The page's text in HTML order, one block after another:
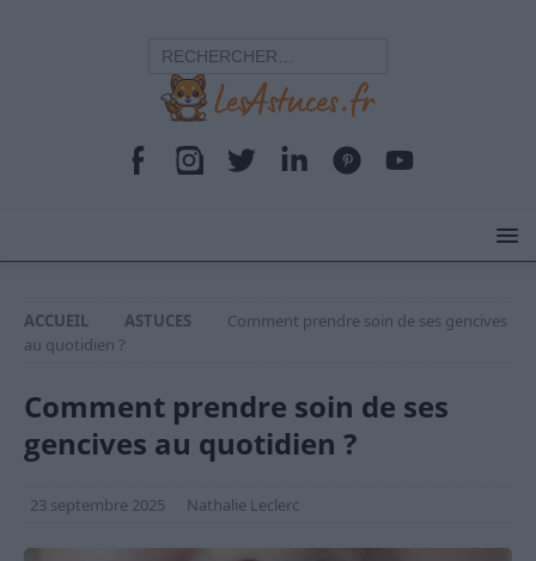
ACCUEIL ASTUCES
Comment prendre soin de ses gencives
au quotidien ?
Comment prendre soin de ses
gencives au quotidien ?
23 septembre 2025 Nathalie Leclerc